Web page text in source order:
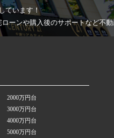
ています！
ーンや購入後のサポートなど不
2000万円台
3000万円台
4000万円台
5000万円台